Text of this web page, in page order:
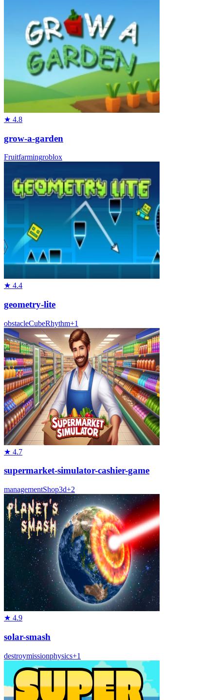
★ 4.8
grow-a-garden
Fruitfarmingroblox
★ 4.4
geometry-lite
obstacleCubeRhythm+1
★ 4.7
supermarket-simulator-cashier-game
managementShop3d+2
★ 4.9
solar-smash
destroymissionphysics+1